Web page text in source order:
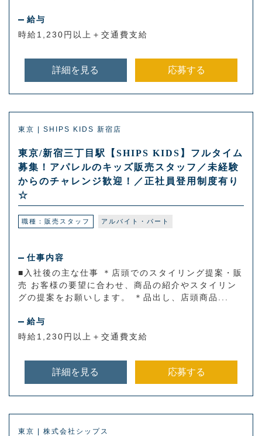
給与
時給1,230円以上＋交通費支給
詳細を見る 応募する
東京 | SHIPS KIDS 新宿店
東京/新宿三丁目駅【SHIPS KIDS】フルタイム
募集！アパレルのキッズ販売スタッフ／未経験
からのチャレンジ歓迎！／正社員登用制度有り
☆
職種：販売スタッフ アルバイト・パート
仕事内容
■入社後の主な仕事 ＊店頭でのスタイリング提案・販
売 お客様の要望に合わせ、商品の紹介やスタイリン
グの提案をお願いします。 ＊品出し、店頭商品...
給与
時給1,230円以上＋交通費支給
詳細を見る 応募する
東京 | 株式会社シップス